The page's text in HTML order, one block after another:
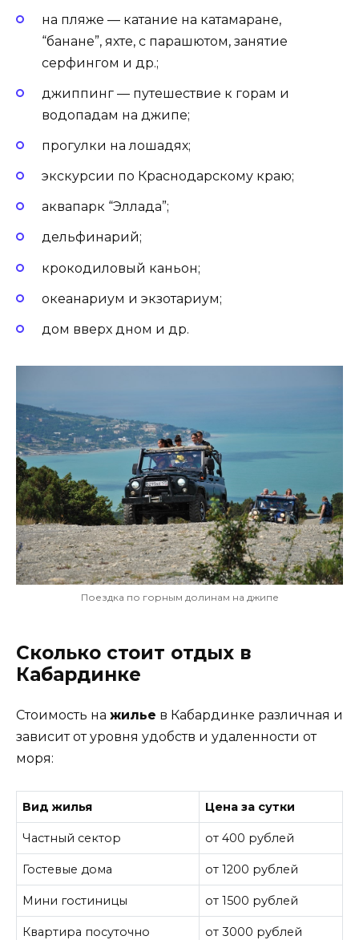
на пляже — катание на катамаране,
“банане”, яхте, с парашютом, занятие
серфингом и др.;
джиппинг — путешествие к горам и
водопадам на джипе;
прогулки на лошадях;
экскурсии по Краснодарскому краю;
аквапарк “Эллада”;
дельфинарий;
крокодиловый каньон;
океанариум и экзотариум;
дом вверх дном и др.
Поездка по горным долинам на джипе
Сколько стоит отдых в
Кабардинке
Стоимость на жилье в Кабардинке различная и
зависит от уровня удобств и удаленности от
моря:
Вид жилья Цена за сутки
Частный сектор от 400 рублей
Гостевые дома от 1200 рублей
Мини гостиницы от 1500 рублей
Квартира посуточно от 3000 рублей